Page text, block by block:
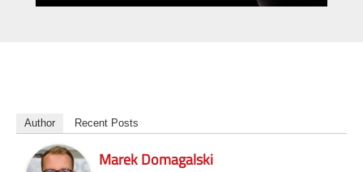
Author Recent Posts
Marek Domagalski